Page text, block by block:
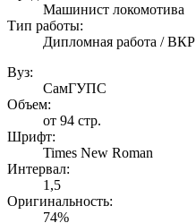
Машинист локомотива
Тип работы:
Дипломная работа / ВКР
Вуз:
СамГУПС
Объем:
от 94 стр.
Шрифт:
Times New Roman
Интервал:
1,5
Оригинальность:
74%